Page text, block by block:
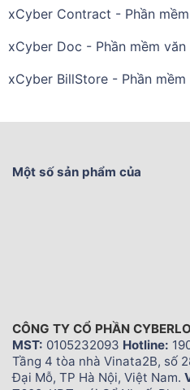
xCyber Contract - Phần
xCyber Doc - Phần mềm
xCyber BillStore - Phần
Một số sản phẩm của
CÔNG TY CỔ PHẦN
MST: 0105232093 Hotline:
Tầng 4 tòa nhà Vinata2B, số
Đại Mỗ, TP Hà Nội, Việt Nam.